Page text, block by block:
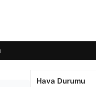
Hava Durumu